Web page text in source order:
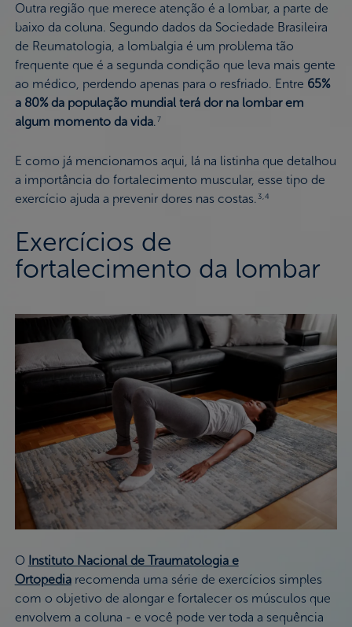
Outra região que merece atenção é a lombar, a parte de
baixo da coluna. Segundo dados da Sociedade Brasileira
de Reumatologia, a lombalgia é um problema tão
frequente que é a segunda condição que leva mais gente
ao médico, perdendo apenas para o resfriado. Entre 65%
a 80% da população mundial terá dor na lombar em
algum momento da vida.7
E como já mencionamos aqui, lá na listinha que detalhou
a importância do fortalecimento muscular, esse tipo de
exercício ajuda a prevenir dores nas costas.3,4
Exercícios de
fortalecimento da lombar
O Instituto Nacional de Traumatologia e
Ortopediarecomenda uma série de exercícios simples
com o objetivo de alongar e fortalecer os músculos que
envolvem a coluna - e você pode ver toda a sequência